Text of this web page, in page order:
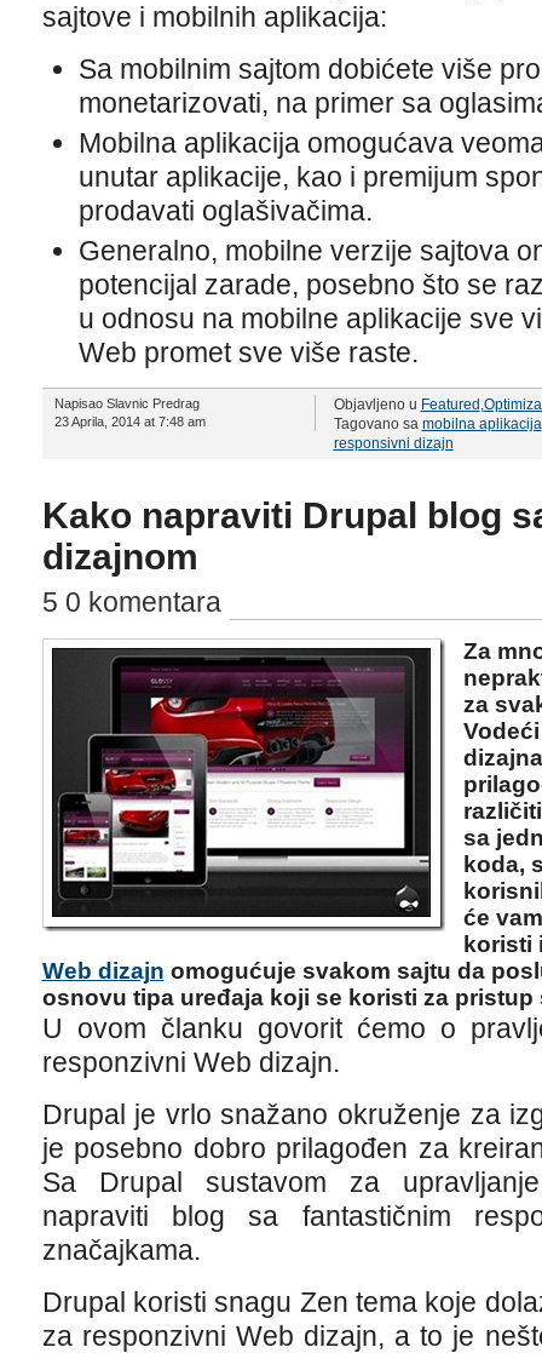
sajtove i mobilnih aplikacija:
Sa mobilnim sajtom dobićete više
monetarizovati, na primer sa
Mobilna aplikacija omogućava
unutar aplikacije, kao i premijum
prodavati oglašivačima.
Generalno, mobilne verzije sajtova
potencijal zarade, posebno što se
u odnosu na mobilne aplikacije sve
Web promet sve više raste.
Napisao Slavnic Predrag
23 Aprila, 2014 at 7:48 am
Objavljeno u Featured ,
Tagovano sa mobilna aplikacija
responsivni dizajn
Kako napraviti Drupal blog
dizajnom
5 0 komentara
Za
za
sa
koda,
će
koristi
Web dizajn omogućuje svakom sajtu da
osnovu tipa uređaja koji se koristi za pristup
U ovom članku govorit ćemo o
responzivni Web dizajn.
Drupal je vrlo snažano okruženje za
je posebno dobro prilagođen za
Sa Drupal sustavom za
napraviti blog sa fantastičnim
značajkama.
Drupal koristi snagu Zen tema koje
za responzivni Web dizajn, a to je